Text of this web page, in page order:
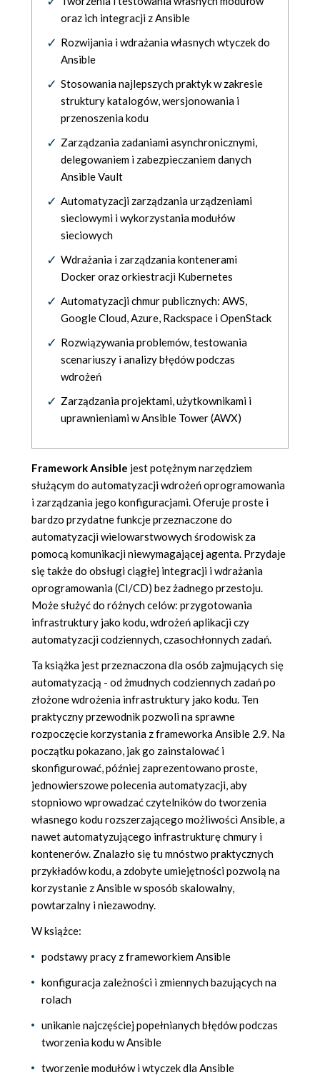
oraz ich integracji z Ansible
Rozwijania i wdrażania własnych wtyczek do
Ansible
Stosowania najlepszych praktyk w zakresie
struktury katalogów, wersjonowania i
przenoszenia kodu
Zarządzania zadaniami asynchronicznymi,
delegowaniem i zabezpieczaniem danych
Ansible Vault
Automatyzacji zarządzania urządzeniami
sieciowymi i wykorzystania modułów
sieciowych
Wdrażania i zarządzania kontenerami
Docker oraz orkiestracji Kubernetes
Automatyzacji chmur publicznych: AWS,
Google Cloud, Azure, Rackspace i OpenStack
Rozwiązywania problemów, testowania
scenariuszy i analizy błędów podczas
wdrożeń
Zarządzania projektami, użytkownikami i
uprawnieniami w Ansible Tower (AWX)
Framework Ansible jest potężnym narzędziem
służącym do automatyzacji wdrożeń oprogramowania
i zarządzania jego konfiguracjami. Oferuje proste i
bardzo przydatne funkcje przeznaczone do
automatyzacji wielowarstwowych środowisk za
pomocą komunikacji niewymagającej agenta. Przydaje
się także do obsługi ciągłej integracji i wdrażania
oprogramowania (CI/CD) bez żadnego przestoju.
Może służyć do różnych celów: przygotowania
infrastruktury jako kodu, wdrożeń aplikacji czy
automatyzacji codziennych, czasochłonnych zadań.
Ta książka jest przeznaczona dla osób zajmujących się
automatyzacją - od żmudnych codziennych zadań po
złożone wdrożenia infrastruktury jako kodu. Ten
praktyczny przewodnik pozwoli na sprawne
rozpoczęcie korzystania z frameworka Ansible 2.9. Na
początku pokazano, jak go zainstalować i
skonfigurować, później zaprezentowano proste,
jednowierszowe polecenia automatyzacji, aby
stopniowo wprowadzać czytelników do tworzenia
własnego kodu rozszerzającego możliwości Ansible, a
nawet automatyzującego infrastrukturę chmury i
kontenerów. Znalazło się tu mnóstwo praktycznych
przykładów kodu, a zdobyte umiejętności pozwolą na
korzystanie z Ansible w sposób skalowalny,
powtarzalny i niezawodny.
W książce:
podstawy pracy z frameworkiem Ansible
konfiguracja zależności i zmiennych bazujących na
rolach
unikanie najczęściej popełnianych błędów podczas
tworzenia kodu w Ansible
tworzenie modułów i wtyczek dla Ansible